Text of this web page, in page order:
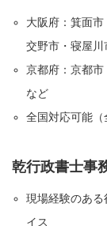
大阪府：箕面
交野市・寝屋
京都府：京都
など
全国対応可能（
乾行政書士事
現場経験のあ
イス